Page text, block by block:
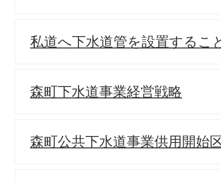
私道へ下水道管を設置するこ
森町下水道事業経営戦略
森町公共下水道事業供用開始